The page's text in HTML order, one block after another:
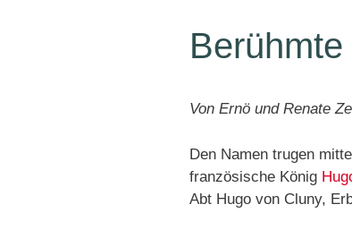
Von Ernö und Renate
Den Namen trugen
französische König
Abt Hugo von Cluny,